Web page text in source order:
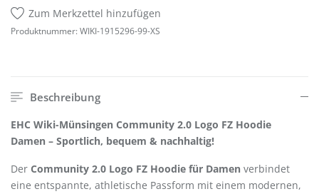
Zum Merkzettel hinzufügen
Produktnummer: WIKI-1915296-99-XS
Beschreibung
EHC Wiki-Münsingen Community 2.0 Logo FZ Hoodie
Damen – Sportlich, bequem & nachhaltig!
Der Community 2.0 Logo FZ Hoodie für Damen verbindet
eine entspannte, athletische Passform mit einem modernen,